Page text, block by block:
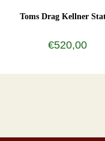
Toms Drag Kellner
€520,00